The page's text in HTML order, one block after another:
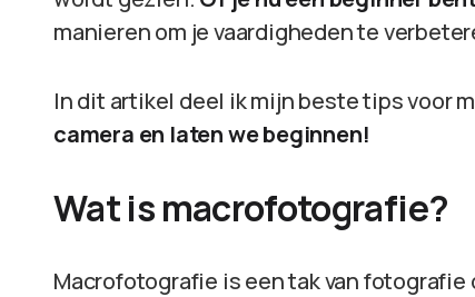
manieren om je vaardigheden te
In dit artikel deel ik mijn beste tips voor
camera en laten we beginnen!
Wat is macrofotografie?
Macrofotografie is een tak van